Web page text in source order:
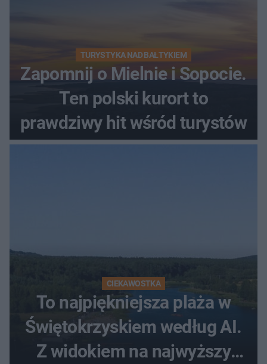
TURYSTYKA NAD BAŁTYKIEM
Zapomnij o Mielnie i Sopocie.
Ten polski kurort to
prawdziwy hit wśród turystów
CIEKAWOSTKA
To najpiękniejsza plaża w
Świętokrzyskiem według AI.
Z widokiem na najwyższy